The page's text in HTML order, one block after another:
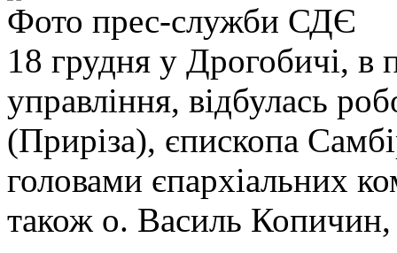
Фото прес-служби СДЄ
18 грудня у Дрогобичі, в
управління, відбулась
(Приріза), єпископа
головами єпархіальних
також о. Василь Копичин,